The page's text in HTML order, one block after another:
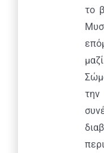
το